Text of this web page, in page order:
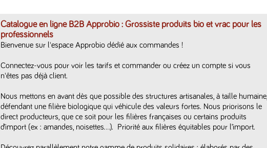
Catalogue en ligne B2B Approbio : Grossiste produits bio et vrac pour les
professionnels
Bienvenue sur l'espace Approbio dédié aux commandes !
Connectez-vous pour voir les tarifs et commander ou créez un compte si vous
n'êtes pas déjà client.
Nous mettons en avant dès que possible des structures artisanales, à taille humaine,
défendant une filière biologique qui véhicule des valeurs fortes. Nous priorisons le
direct producteurs, que ce soit pour les filières françaises ou certains produits
d’import (ex : amandes, noisettes…).  Priorité aux filières équitables pour l’import.